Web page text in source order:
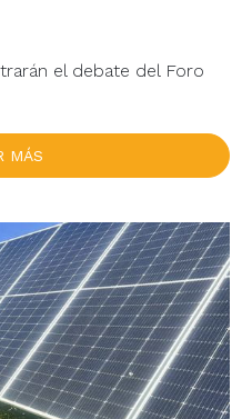
el debate del Foro
MÁS